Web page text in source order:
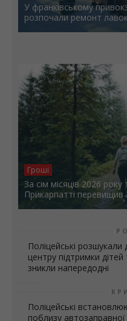
У франківському
розпочали ремонт лавок
Гроші
За сім місяців 2026
Прикарпатті перевищив
Поліцейські
центру підтримки дітей
зникли напередодні
Поліцейські
поблизу автозаправної